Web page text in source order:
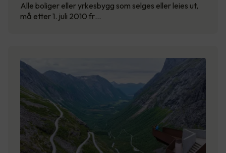
Alle boliger eller yrkesbygg som selges eller leies ut,
må etter 1. juli 2010 fr…